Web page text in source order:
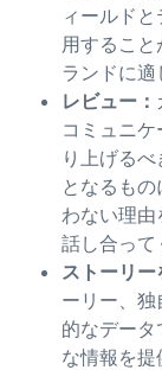
ィールド
用するこ
ランドに適
レビュー：
コミュニ
り上げる
となるも
わない理
話し合って
ストーリー
ーリー、
的なデー
な情報を提